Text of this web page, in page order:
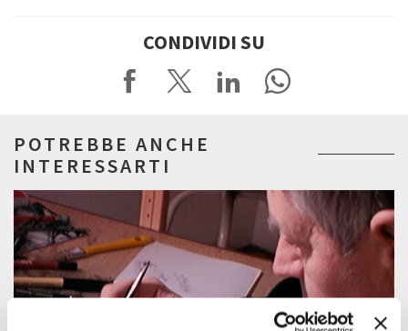
CONDIVIDI SU
POTREBBE ANCHE
INTERESSARTI